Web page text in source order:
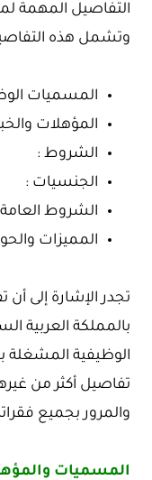
التفاصيل المهمة
وتشمل هذه
المسميات
المؤهلات
الشروط :
الجنسيات :
الشروط
المميزات
تجدر الإشارة إلى
بالمملكة العربية
الوظيفية
تفاصيل أكثر من
والمرور بجميع
المسميات